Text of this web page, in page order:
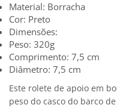
Material: Borracha
Cor: Preto
Dimensões:
Peso: 320g
Comprimento: 7,5 cm
Diâmetro: 7,5 cm
Este rolete de apoio em
peso do casco do barco